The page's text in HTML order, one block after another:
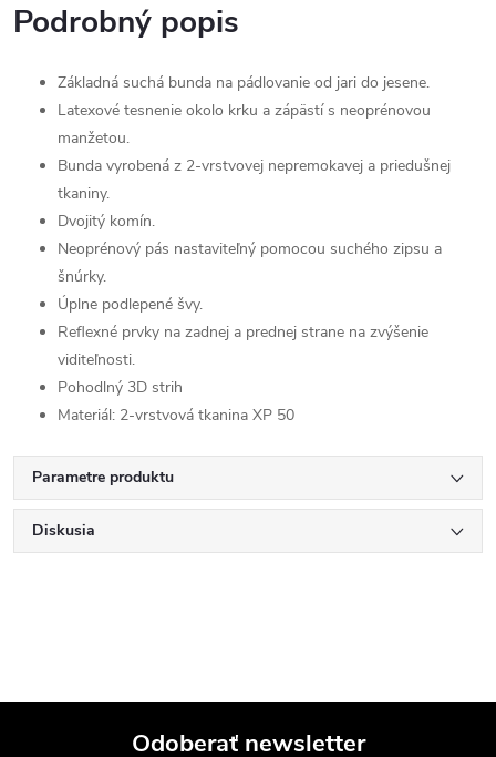
Podrobný popis
Základná suchá bunda na pádlovanie od jari do jesene.
Latexové tesnenie okolo krku a zápästí s neoprénovou
manžetou.
Bunda vyrobená z 2-vrstvovej nepremokavej a priedušnej
tkaniny.
Dvojitý komín.
Neoprénový pás nastaviteľný pomocou suchého zipsu a
šnúrky.
Úplne podlepené švy.
Reflexné prvky na zadnej a prednej strane na zvýšenie
viditeľnosti.
Pohodlný 3D strih
Materiál: 2-vrstvová tkanina XP 50
Parametre produktu
Diskusia
Odoberať newsletter